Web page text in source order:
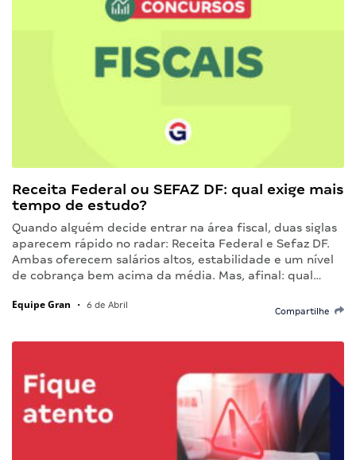
Receita Federal ou SEFAZ DF: qual exige mais
tempo de estudo?
Quando alguém decide entrar na área fiscal, duas siglas
aparecem rápido no radar: Receita Federal e Sefaz DF.
Ambas oferecem salários altos, estabilidade e um nível
de cobrança bem acima da média. Mas, afinal: qual…
Equipe Gran • 6 de Abril
Compartilhe